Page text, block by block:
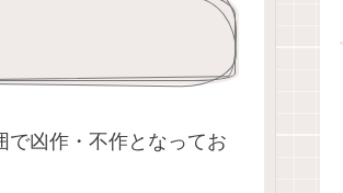
で凶作・不作となってお